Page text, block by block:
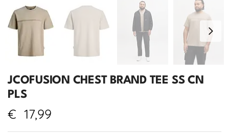
JCOFUSION CHEST BRAND TEE SS CN
PLS
€ 17,99